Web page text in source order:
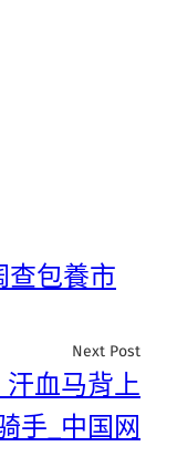
查包養市
Next Post
血马背上
手_中国网